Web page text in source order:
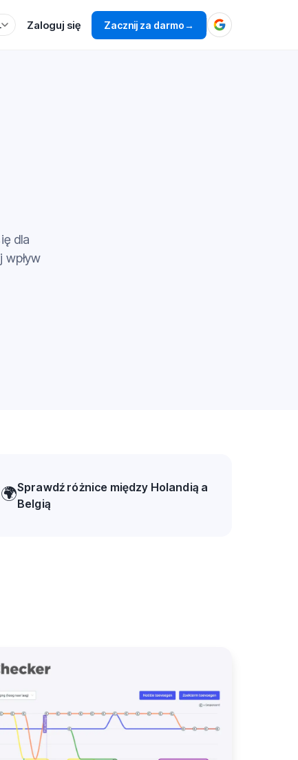
Zaloguj się Zacznij za darmo→
dla
🌍Sprawdź różnice między Holandią a
Belgią